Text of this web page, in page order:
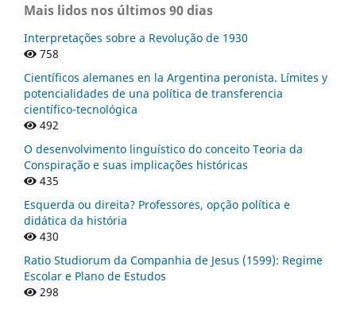
Mais lidos nos últimos 90 dias
Interpretações sobre a Revolução de 1930
758
Científicos alemanes en la Argentina peronista. Límites y
potencialidades de una política de transferencia
científico-tecnológica
492
O desenvolvimento linguístico do conceito Teoria da
Conspiração e suas implicações históricas
435
Esquerda ou direita? Professores, opção política e
didática da história
430
Ratio Studiorum da Companhia de Jesus (1599): Regime
Escolar e Plano de Estudos
298